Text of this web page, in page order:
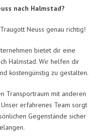
nach Halmstad?
Neuss genau richtig!
bietet dir eine
Halmstad. Wir helfen dir
kostengünstig zu gestalten.
Transportraum mit anderen
erfahrenes Team sorgt
Gegenstände sicher